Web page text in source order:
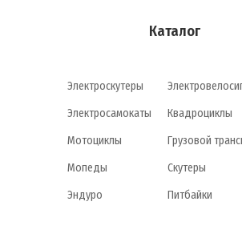
Каталог
Электроскутеры
Электросамокаты
Мотоциклы
Мопеды
Эндуро
Квадроциклы
Грузовой
Скутеры
Питбайки